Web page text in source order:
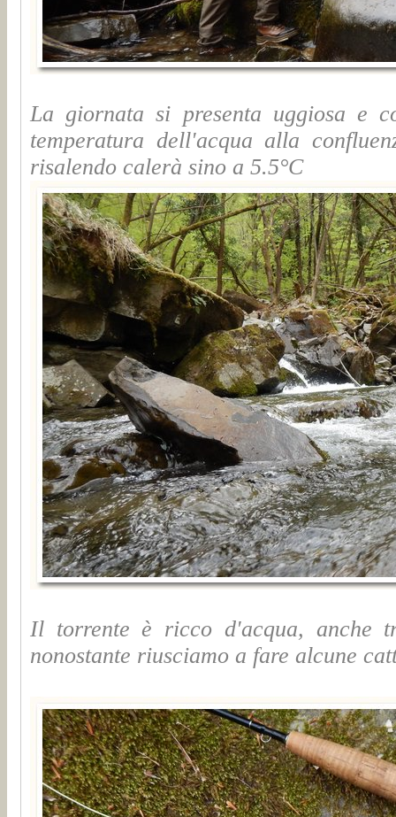
La giornata si presenta uggiosa e
temperatura dell'acqua alla
risalendo calerà sino a 5.5°C
Il torrente è ricco d'acqua, anche
nonostante riusciamo a fare alcune